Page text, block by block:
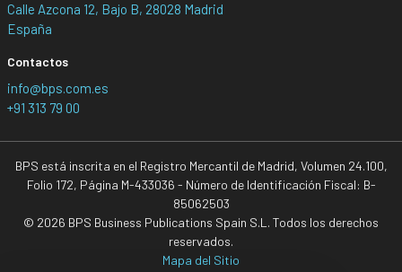
Calle Azcona 12, Bajo B, 28028 Madrid
España
Contactos
info@bps.com.es
+91 313 79 00
BPS está inscrita en el Registro Mercantil de Madrid, Volumen 24.100,
Folio 172, Página M-433036 - Número de Identificación Fiscal: B-
85062503
© 2026 BPS Business Publications Spain S.L. Todos los derechos
reservados.
Mapa del Sitio